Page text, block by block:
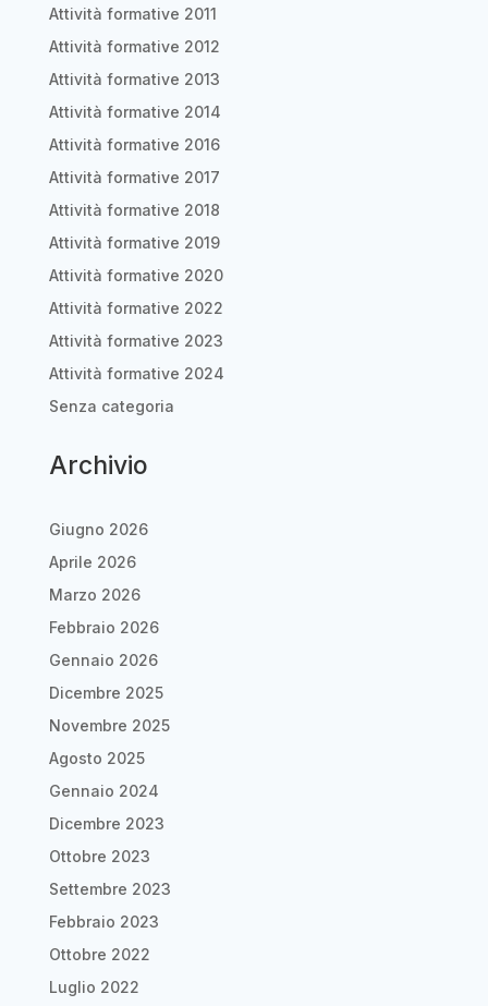
Attività formative 2011
Attività formative 2012
Attività formative 2013
Attività formative 2014
Attività formative 2016
Attività formative 2017
Attività formative 2018
Attività formative 2019
Attività formative 2020
Attività formative 2022
Attività formative 2023
Attività formative 2024
Senza categoria
Archivio
Giugno 2026
Aprile 2026
Marzo 2026
Febbraio 2026
Gennaio 2026
Dicembre 2025
Novembre 2025
Agosto 2025
Gennaio 2024
Dicembre 2023
Ottobre 2023
Settembre 2023
Febbraio 2023
Ottobre 2022
Luglio 2022